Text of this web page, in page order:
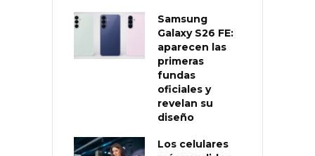
Samsung
Galaxy S26 FE:
aparecen las
primeras
fundas
oficiales y
revelan su
diseño
Los celulares